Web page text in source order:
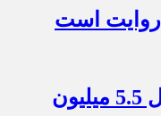
روایت است
شاخص کل بورس وارد کانال 5.5 میلیون